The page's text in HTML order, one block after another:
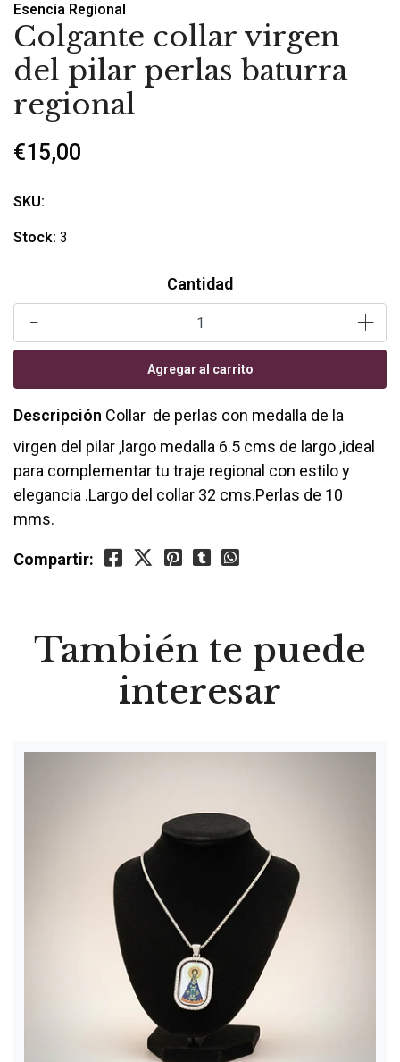
Esencia Regional
Colgante collar virgen
del pilar perlas baturra
regional
€15,00
SKU:
Stock: 3
Cantidad
- +
Descripción Collar de perlas con medalla de la
virgen del pilar ,largo medalla 6.5 cms de largo ,ideal
para complementar tu traje regional con estilo y
elegancia .Largo del collar 32 cms.Perlas de 10
mms.
Compartir:
También te puede
interesar